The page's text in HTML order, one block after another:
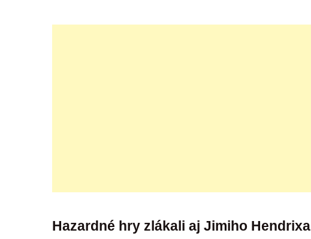
Hazardné hry zlákali aj Jimiho Hendrixa